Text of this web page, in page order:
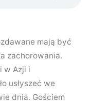
mają być
zachorowania.
w Azji i
usłyszeć we
dnia. Gościem